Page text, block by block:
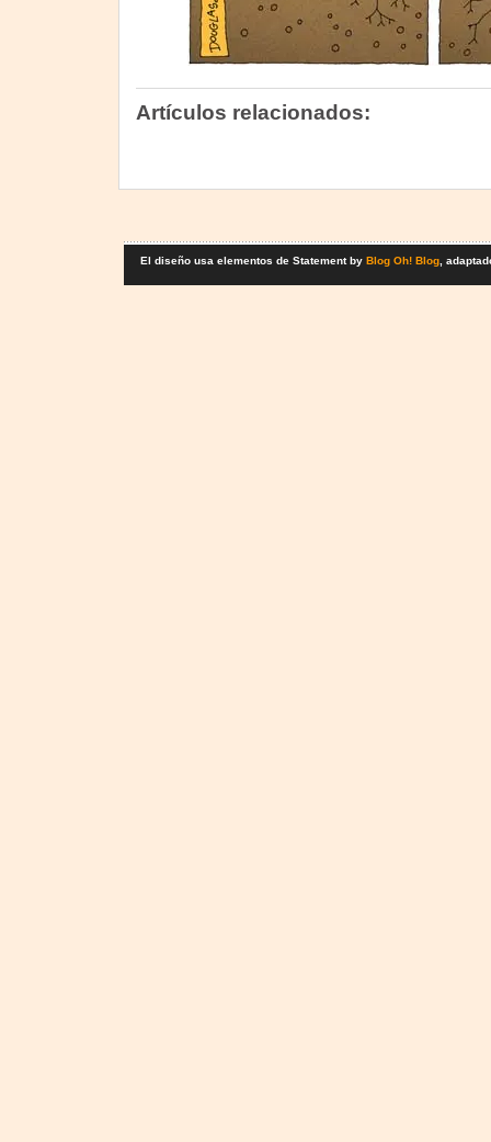
Artículos relacionados:
El diseño usa elementos de Statement by Blog Oh! Blog,